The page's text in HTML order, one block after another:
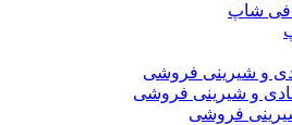
شاپ‌
و شیرینی فروشی
و شیرینی فروشی
فروشی